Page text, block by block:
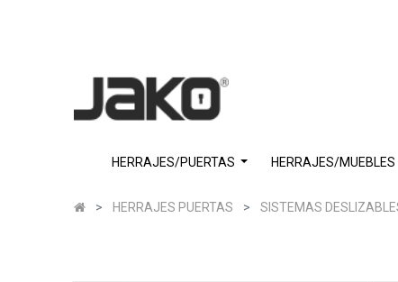
HERRAJES/PUERTAS HERRAJES/MUEBLES
HERRAJES PUERTAS SISTEMAS